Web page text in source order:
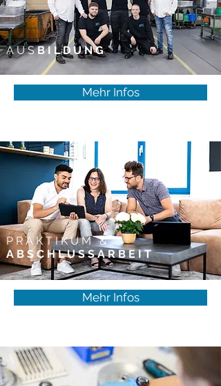
AUSBILDUNG
Mehr Infos
PRAKTIKUM &
ABSCHLUSSARBEIT
Mehr Infos